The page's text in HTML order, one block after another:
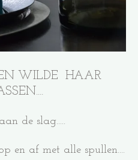
WILDE HAAR
de slag.....
en af met alle spullen....